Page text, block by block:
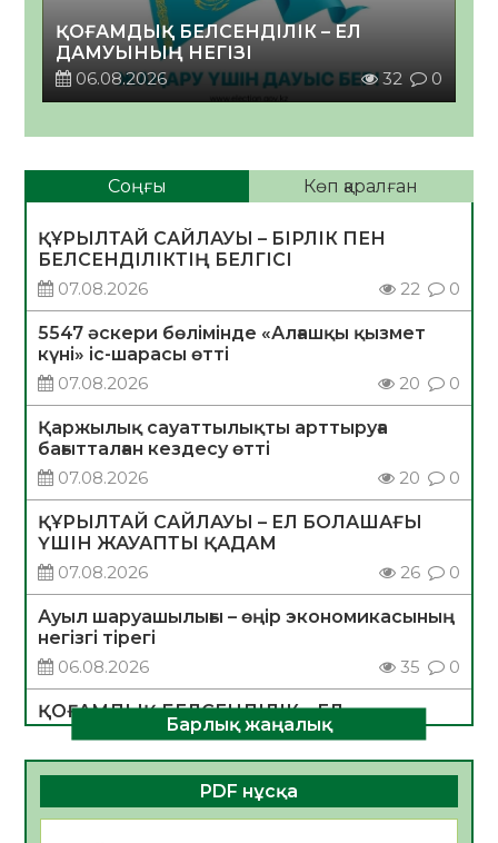
ҚОҒАМДЫҚ БЕЛСЕНДІЛІК – ЕЛ
ДАМУЫНЫҢ НЕГІЗІ
06.08.2026
32 0
Соңғы Көп қаралған
ҚҰРЫЛТАЙ САЙЛАУЫ – БІРЛІК ПЕН
БЕЛСЕНДІЛІКТІҢ БЕЛГІСІ
07.08.2026
22 0
5547 әскери бөлімінде «Алғашқы қызмет
күні» іс-шарасы өтті
07.08.2026
20 0
Қаржылық сауаттылықты арттыруға
бағытталған кездесу өтті
07.08.2026
20 0
ҚҰРЫЛТАЙ САЙЛАУЫ – ЕЛ БОЛАШАҒЫ
ҮШІН ЖАУАПТЫ ҚАДАМ
07.08.2026
26 0
Ауыл шаруашылығы – өңір экономикасының
негізгі тірегі
06.08.2026
35 0
ҚОҒАМДЫҚ БЕЛСЕНДІЛІК – ЕЛ
ДАМУЫНЫҢ НЕГІЗІ
06.08.2026
32 0
ҚҰРЫЛТАЙ САЙЛАУЫ – БОЛАШАҚҚА
БАСТАР ЖАУАПТЫ ТАҢДАУ
Барлық жаңалық
PDF нұсқа